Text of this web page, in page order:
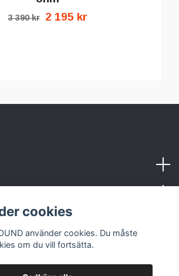
3 390 kr 2 195 kr
cookies
använder cookies. Du måste
om du vill fortsätta.